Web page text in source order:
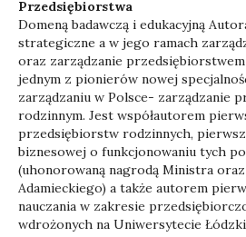
Przedsiębiorstwa
Domeną badawczą i edukacyjną
strategiczne a w jego ramach
oraz zarządzanie
jednym z pionierów nowej
zarządzaniu w Polsce- zarządzanie
rodzinnym. Jest współautorem
przedsiębiorstw rodzinnych,
biznesowej o funkcjonowaniu tych
(uhonorowaną nagrodą Ministra
Adamieckiego) a także autorem
nauczania w zakresie
wdrożonych na Uniwersytecie